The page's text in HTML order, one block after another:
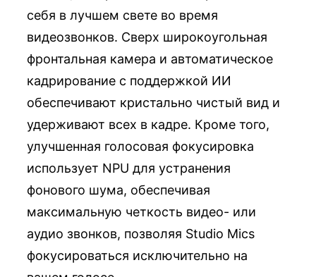
себя в лучшем свете во время
видеозвонков. Сверх широкоугольная
фронтальная камера и автоматическое
кадрирование с поддержкой ИИ
обеспечивают кристально чистый вид и
удерживают всех в кадре. Кроме того,
улучшенная голосовая фокусировка
использует NPU для устранения
фонового шума, обеспечивая
максимальную четкость видео- или
аудио звонков, позволяя Studio Mics
фокусироваться исключительно на